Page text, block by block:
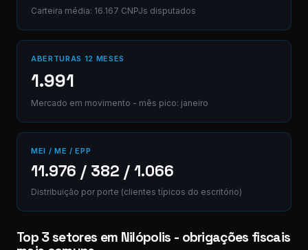
Carteira média: 16.167 CNPJs disputados
ABERTURAS 12 MESES
1.991
Mercado em movimento - mês pico: janeiro
MEI / ME / EPP
11.976 / 382 / 1.066
Distribuição por porte (clientes típicos do escritório)
Top 3 setores em Nilópolis - obrigações fiscais